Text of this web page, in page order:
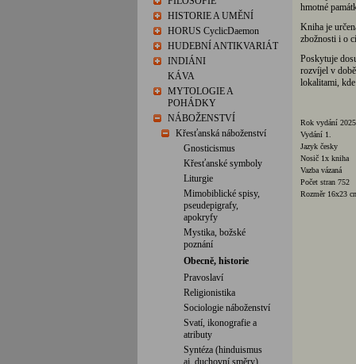
HISTORIE A UMĚNÍ
HORUS CyclicDaemon
HUDEBNÍ ANTIKVARIÁT
INDIÁNI
KÁVA
MYTOLOGIE A
POHÁDKY
NÁBOŽENSTVÍ
Křesťanská náboženství
Gnosticismus
Křesťanské symboly
Liturgie
Mimobiblické spisy,
pseudepigrafy,
apokryfy
Mystika, božské
poznání
Obecně, historie
Pravoslaví
Religionistika
Sociologie náboženství
Svatí, ikonografie a
atributy
Syntéza (hinduismus
aj. duchovní směry)
hmotné
Kniha je
zbožnosti i o
Poskytuje
rozvíjel v
lokalitami,
Rok vydání 2025
Vydání 1.
Jazyk česky
Nosič 1x kniha
Vazba vázaná
Počet stran 752
Rozměr 16x23